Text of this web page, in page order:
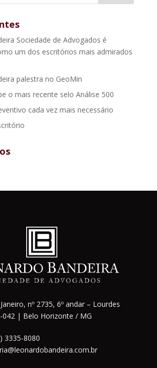
Sociedade de Advogados é
um dos escritórios mais admirados
palestra no GeoMin
o mais recente selo Análise 500
cada vez mais necessário
nº 2735, 6º andar – Lourdes
042 | Belo Horizonte / MG
3335-8080